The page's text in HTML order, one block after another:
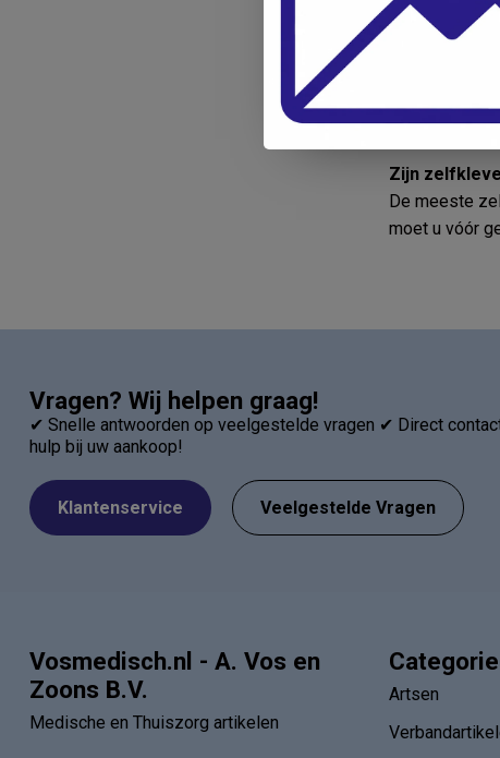
worden
Hoe breng
Volg de
de spieren die
Zijn
De meeste
moet u vóór
Vragen? Wij helpen graag!
✔ Snelle antwoorden op veelgestelde vragen ✔ Direct
hulp bij uw aankoop!
Klantenservice Veelgestelde Vragen
Vosmedisch.nl - A. Vos en
Zoons B.V.
Medische en Thuiszorg artikelen
Artsen